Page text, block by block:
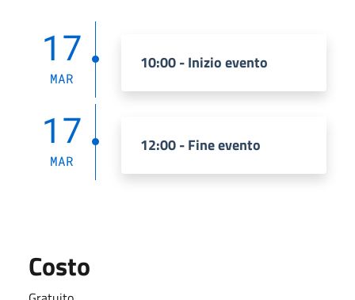
17
MAR
10:00 - Inizio evento
17
MAR
12:00 - Fine evento
Costo